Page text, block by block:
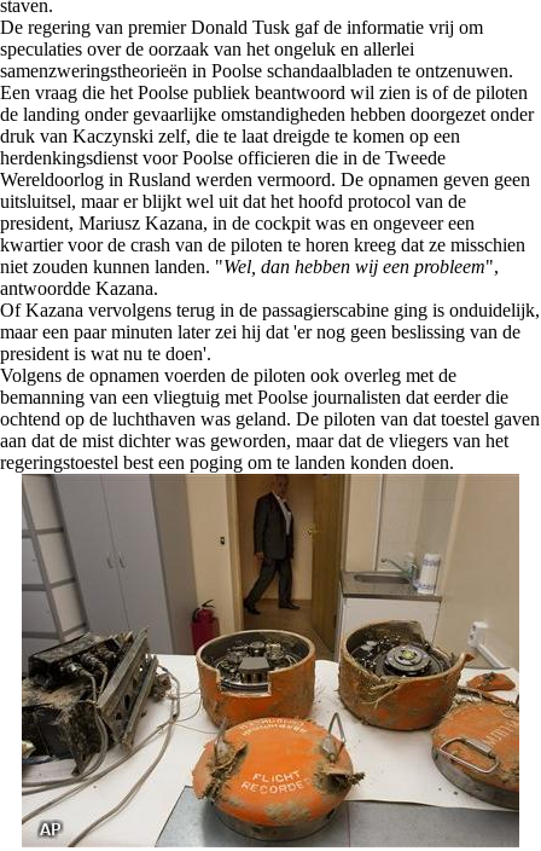
staven.
De regering van premier Donald Tusk gaf de informatie vrij om
speculaties over de oorzaak van het ongeluk en allerlei
samenzweringstheorieën in Poolse schandaalbladen te ontzenuwen.
Een vraag die het Poolse publiek beantwoord wil zien is of de piloten
de landing onder gevaarlijke omstandigheden hebben doorgezet onder
druk van Kaczynski zelf, die te laat dreigde te komen op een
herdenkingsdienst voor Poolse officieren die in de Tweede
Wereldoorlog in Rusland werden vermoord. De opnamen geven geen
uitsluitsel, maar er blijkt wel uit dat het hoofd protocol van de
president, Mariusz Kazana, in de cockpit was en ongeveer een
kwartier voor de crash van de piloten te horen kreeg dat ze misschien
niet zouden kunnen landen. "Wel, dan hebben wij een probleem",
antwoordde Kazana.
Of Kazana vervolgens terug in de passagierscabine ging is onduidelijk,
maar een paar minuten later zei hij dat 'er nog geen beslissing van de
president is wat nu te doen'.
Volgens de opnamen voerden de piloten ook overleg met de
bemanning van een vliegtuig met Poolse journalisten dat eerder die
ochtend op de luchthaven was geland. De piloten van dat toestel gaven
aan dat de mist dichter was geworden, maar dat de vliegers van het
regeringstoestel best een poging om te landen konden doen.